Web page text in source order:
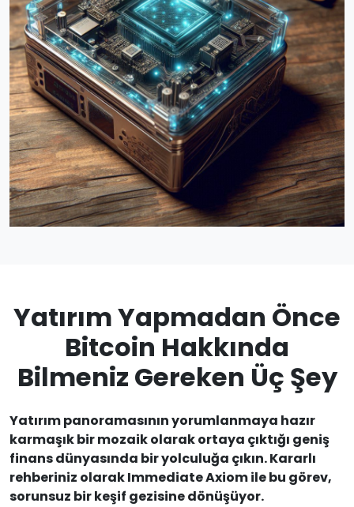
Yatırım Yapmadan Önce
Bitcoin Hakkında
Bilmeniz Gereken Üç Şey
Yatırım panoramasının yorumlanmaya hazır
karmaşık bir mozaik olarak ortaya çıktığı geniş
finans dünyasında bir yolculuğa çıkın. Kararlı
rehberiniz olarak Immediate Axiom ile bu görev,
sorunsuz bir keşif gezisine dönüşüyor.